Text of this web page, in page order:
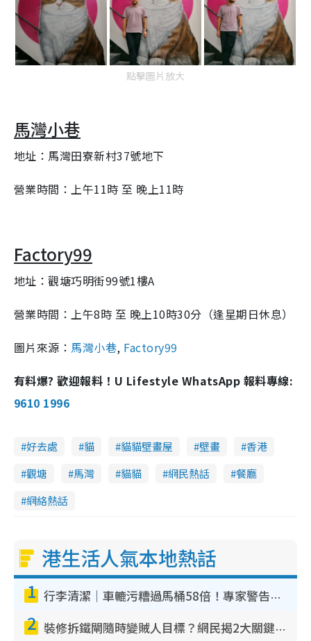
點擊圖片放大
馬灣小巷
地址：馬灣田寮新村37號地下
營業時間：上午11時 至 晚上11時
Factory99
地址：觀塘巧明街99號1樓A
營業時間：上午8時 至 晚上10時30分（逢星期日休息）
圖片來源： 馬灣小巷, Factory99
有料爆? 歡迎報料！U Lifestyle WhatsApp 報料專線:
9610 1996
好去處 貓 貓貓壁畫屋 壁畫
香港
觀塘
馬灣 貓貓 網民熱話
餐廳
網絡熱話
港生活人氣本地熱話
1 行李清潔｜車轆污糟過馬桶58倍！專家警告忌用酒精抹 教1招免污手除菌
2 裝修拆鐵閘隨時變賊人目標？網民揭2大關鍵用途：裝新式等於白裝？附新舊鐵閘分別